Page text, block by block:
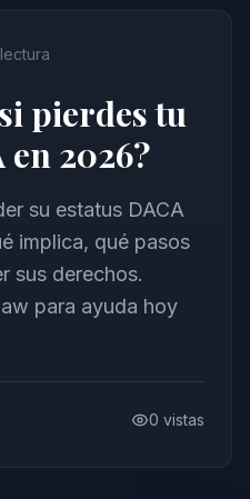
pierdes tu
en 2026?
su estatus DACA
implica, qué pasos
sus derechos.
para ayuda hoy
0 vistas